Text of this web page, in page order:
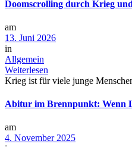
Doomscrolling durch Krieg
am
13. Juni 2026
in
Allgemein
Weiterlesen
Krieg ist für viele junge
Abitur im Brennpunkt: Wenn
am
4. November 2025